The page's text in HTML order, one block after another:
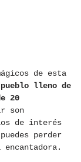
de esta
pueblo lleno de
20
son
de interés
perder